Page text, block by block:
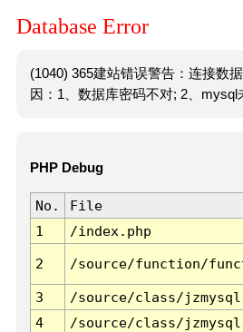
Database Error
(1040) 365建站错误警告：连接数
因：1、数据库密码不对; 2、mysql
PHP Debug
No. File
1
/index.php
2 /source/function/
3 /source/class/
4
/source/class/